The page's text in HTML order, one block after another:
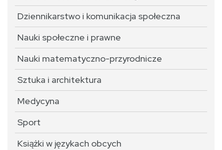
Dziennikarstwo i komunikacja społeczna
Nauki społeczne i prawne
Nauki matematyczno-przyrodnicze
Sztuka i architektura
Medycyna
Sport
Książki w językach obcych